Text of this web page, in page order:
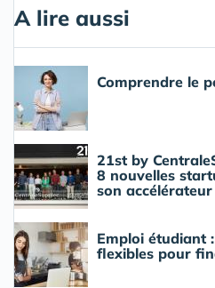
A lire aussi
Comprendre le
21st by
8 nouvelles
son accélérateur
Emploi étudiant
flexibles pour